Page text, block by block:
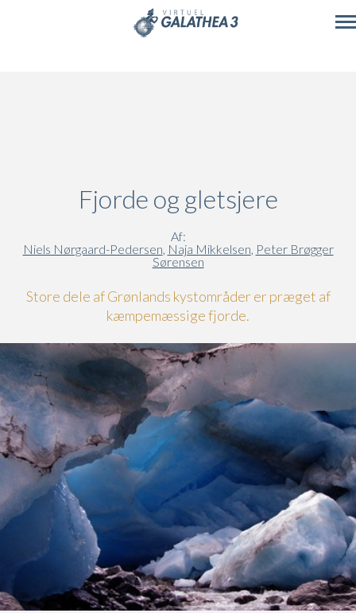
Fjorde og gletsjere
Af:
Niels Nørgaard-Pedersen, Naja Mikkelsen, Peter Brøgger
Sørensen
Store dele af Grønlands kystområder er præget af
kæmpemæssige fjorde.